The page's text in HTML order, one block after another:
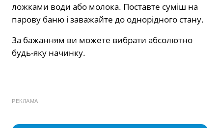
ложками води або молока. Поставте суміш на
парову баню і заважайте до однорідного стану.
За бажанням ви можете вибрати абсолютно
будь-яку начинку.
РЕКЛАМА